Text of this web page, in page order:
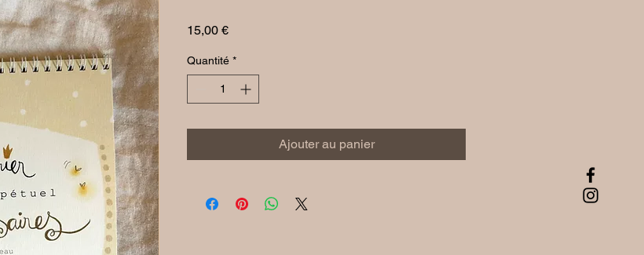
15,00 €Prix
Quantité *
Ajouter au panier